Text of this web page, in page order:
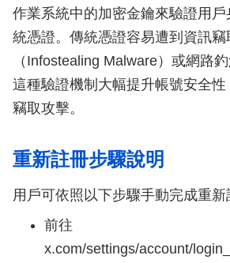
作業系統中的加密金鑰來驗證用
統憑證。傳統憑證容易遭到資訊竊
（Infostealing Malware）或網路
這種驗證機制大幅提升帳號安全
竊取攻擊。
重新註冊步驟說明
用戶可依照以下步驟手動完成重新
前往
x.com/settings/account/